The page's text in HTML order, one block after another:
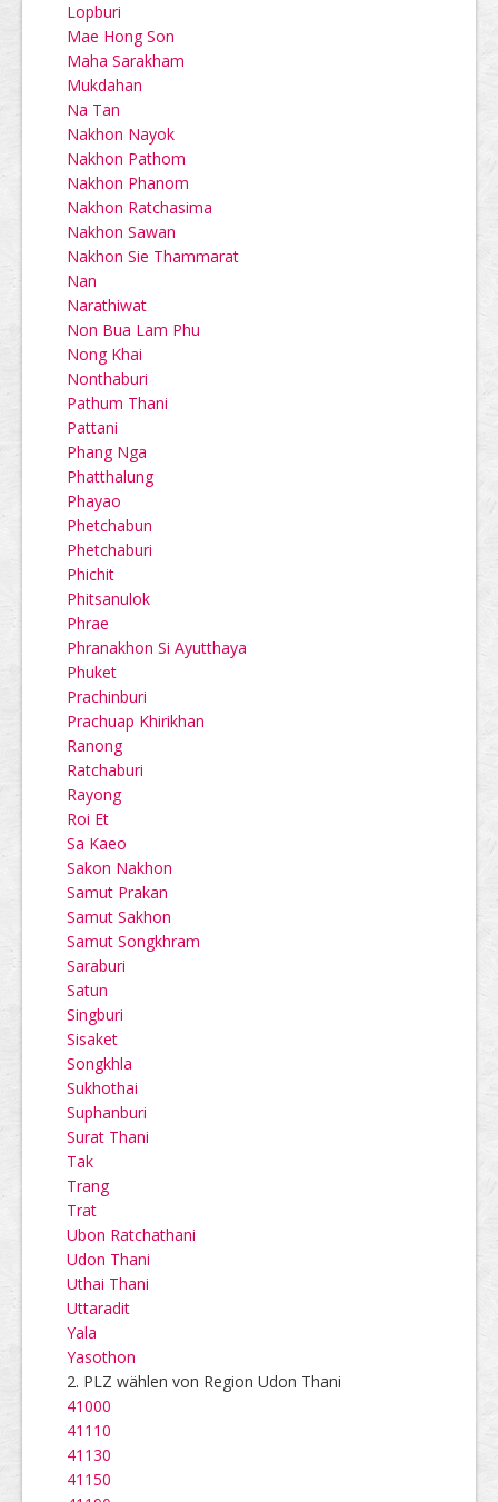
Lopburi
Mae Hong Son
Maha Sarakham
Mukdahan
Na Tan
Nakhon Nayok
Nakhon Pathom
Nakhon Phanom
Nakhon Ratchasima
Nakhon Sawan
Nakhon Sie Thammarat
Nan
Narathiwat
Non Bua Lam Phu
Nong Khai
Nonthaburi
Pathum Thani
Pattani
Phang Nga
Phatthalung
Phayao
Phetchabun
Phetchaburi
Phichit
Phitsanulok
Phrae
Phranakhon Si Ayutthaya
Phuket
Prachinburi
Prachuap Khirikhan
Ranong
Ratchaburi
Rayong
Roi Et
Sa Kaeo
Sakon Nakhon
Samut Prakan
Samut Sakhon
Samut Songkhram
Saraburi
Satun
Singburi
Sisaket
Songkhla
Sukhothai
Suphanburi
Surat Thani
Tak
Trang
Trat
Ubon Ratchathani
Udon Thani
Uthai Thani
Uttaradit
Yala
Yasothon
2. PLZ wählen von Region Udon Thani
41000
41110
41130
41150